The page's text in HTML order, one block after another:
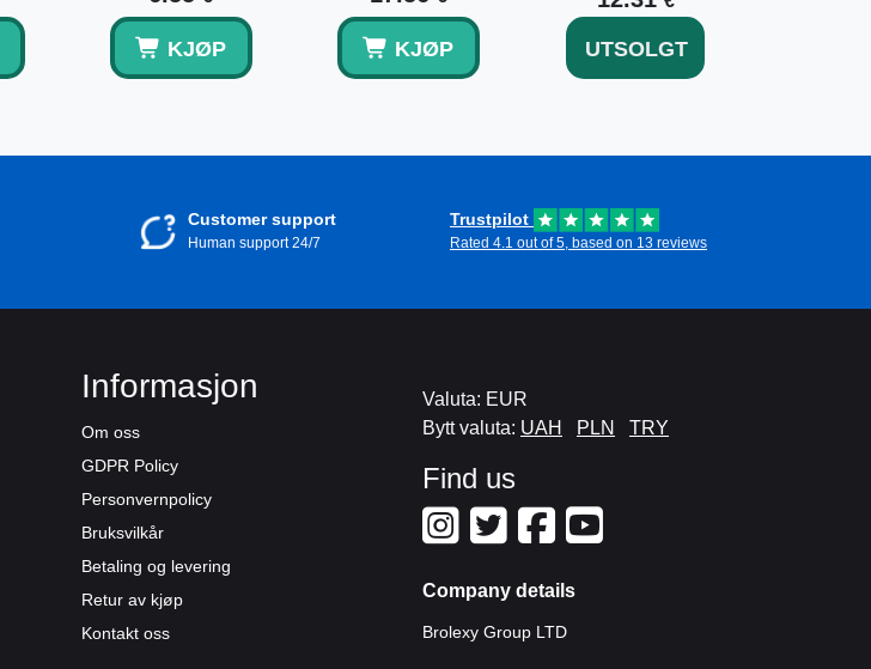
KJØP KJØP UTSOLGT
Customer support
Human support 24/7
Trustpilot
Rated 4.1 out of 5, based on 13 reviews
Informasjon
Om oss
GDPR Policy
Personvernpolicy
Bruksvilkår
Betaling og levering
Retur av kjøp
Kontakt oss
Valuta: EUR
Bytt valuta: UAH PLN TRY
Find us
Company details
Brolexy Group LTD